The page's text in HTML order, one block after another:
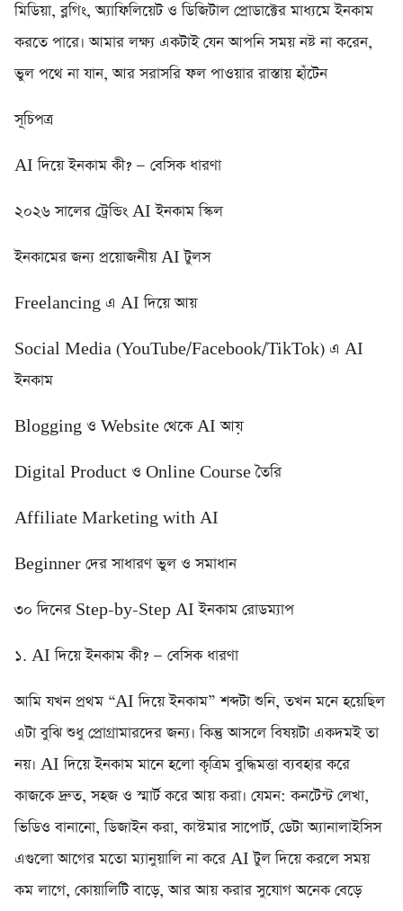
মিডিয়া, ব্লগিং, অ্যাফিলিয়েট ও ডিজিটাল প্রোডাক্টের মাধ্যমে ইনকাম
করতে পারে। আমার লক্ষ্য একটাই যেন আপনি সময় নষ্ট না করেন,
ভুল পথে না যান, আর সরাসরি ফল পাওয়ার রাস্তায় হাঁটেন
সূচিপত্র
AI দিয়ে ইনকাম কী? — বেসিক ধারণা
২০২৬ সালের ট্রেন্ডিং AI ইনকাম স্কিল
ইনকামের জন্য প্রয়োজনীয় AI টুলস
Freelancing এ AI দিয়ে আয়
Social Media (YouTube/Facebook/TikTok) এ AI
ইনকাম
Blogging ও Website থেকে AI আয়
Digital Product ও Online Course তৈরি
Affiliate Marketing with AI
Beginner দের সাধারণ ভুল ও সমাধান
৩০ দিনের Step-by-Step AI ইনকাম রোডম্যাপ
১. AI দিয়ে ইনকাম কী? — বেসিক ধারণা
আমি যখন প্রথম “AI দিয়ে ইনকাম” শব্দটা শুনি, তখন মনে হয়েছিল
এটা বুঝি শুধু প্রোগ্রামারদের জন্য। কিন্তু আসলে বিষয়টা একদমই তা
নয়। AI দিয়ে ইনকাম মানে হলো কৃত্রিম বুদ্ধিমত্তা ব্যবহার করে
কাজকে দ্রুত, সহজ ও স্মার্ট করে আয় করা। যেমন: কনটেন্ট লেখা,
ভিডিও বানানো, ডিজাইন করা, কাস্টমার সাপোর্ট, ডেটা অ্যানালাইসিস
এগুলো আগের মতো ম্যানুয়ালি না করে AI টুল দিয়ে করলে সময়
কম লাগে, কোয়ালিটি বাড়ে, আর আয় করার সুযোগ অনেক বেড়ে